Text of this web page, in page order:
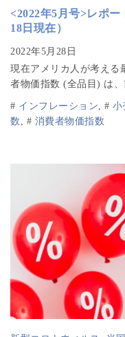
<2022年5月号>レポ
18日現在）
現在アメリカ人が考える
者物価指数 (全品目) は、
# インフレーション, # 小
数 , # 消費者物価指数